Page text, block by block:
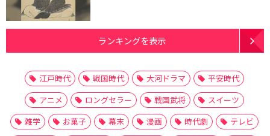
ランキングを表示
江戸時代 戦国時代 大河ドラマ
平安時代
アニメ
ロングセラー 戦国武将
スイーツ
雑学
お菓子 幕末 漫画 時代劇
テレビ